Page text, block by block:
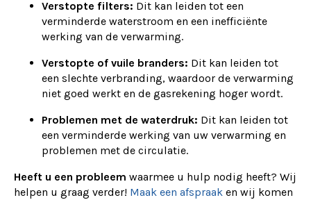
Verstopte filters: Dit kan leiden tot een
verminderde waterstroom en een inefficiënte
werking van de verwarming.
Verstopte of vuile branders: Dit kan leiden tot
een slechte verbranding, waardoor de verwarming
niet goed werkt en de gasrekening hoger wordt.
Problemen met de waterdruk: Dit kan leiden tot
een verminderde werking van uw verwarming en
problemen met de circulatie.
Heeft u een probleem waarmee u hulp nodig heeft? Wij
helpen u graag verder! Maak een afspraak en wij komen